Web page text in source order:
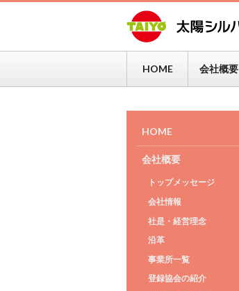
HOME 会社概要
HOME
会社概要
トップメッセージ
会社情報
社是・経営理念
沿革
事業所一覧
登録協会の紹介